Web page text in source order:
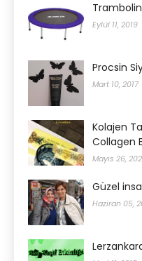
Eylül 11, 2019
Procsin
Mart 10, 2017
Kolajen
Collagen
Mayıs 26,
Güzel
Haziran 05,